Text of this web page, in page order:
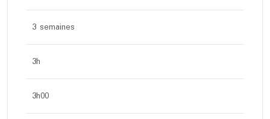
3 semaines
3h
3h00